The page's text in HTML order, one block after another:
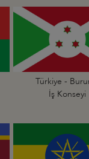
Türkiye -
İş Konseyi